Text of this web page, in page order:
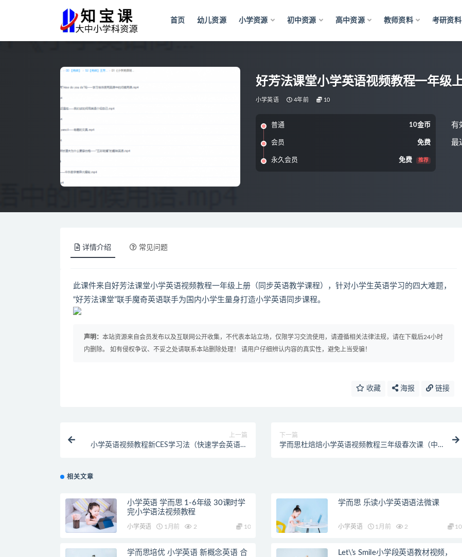
首页 幼儿资源 小学资源 初中资源 高中资源 教师资料 考研资料
好芳法课堂小学英语视频教程一年级
小学英语 4年前 10
普通 10金币
会员 免费
永久会员 免费 推荐
有
最
详情介绍 常见问题
此课件来自好芳法课堂小学英语视频教程一年级上册（同步英语教学课程），针对小学生英语学习的四大难题，
“好芳法课堂”联手魔奇英语联手为国内小学生量身打造小学英语同步课程。
声明： 本站资源来自会员发布以及互联网公开收集，不代表本站立场，仅限学习交流使用，请遵循相关法律法规，请在下载后24小时
内删除。 如有侵权争议、不妥之处请联系本站删除处理！ 请用户仔细辨认内容的真实性，避免上当受骗！
收藏 海报 链接
上一篇
小学英语视频教程新CES学习法（快速学会英语语
下一篇
学而思杜焙焙小学英语视频教程三年级春次课（中
相关文章
小学英语 学而思 1-6年级 30课时学
完小学语法视频教程
小学英语 1月前 2 10
学而思 乐读小学英语语法微课
小学英语 1月前 2 10
学而思培优 小学英语 新概念英语 合
Let\’s Smile小学段英语教材视频，